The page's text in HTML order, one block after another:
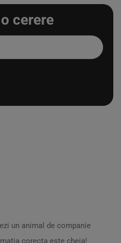
cerere
un animal de companie
corecta este cheia!